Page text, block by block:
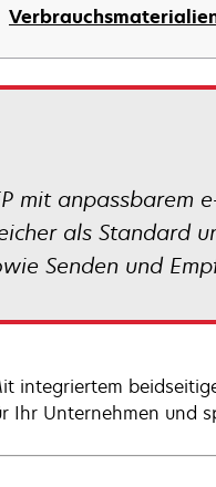
mit anpassbarem
als Standard
Senden und
integriertem
Ihr Unternehmen und